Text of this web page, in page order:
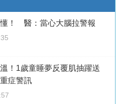
！ 醫：當心大腦拉警報
！1歲童睡夢反覆肌抽躍送
症警訊